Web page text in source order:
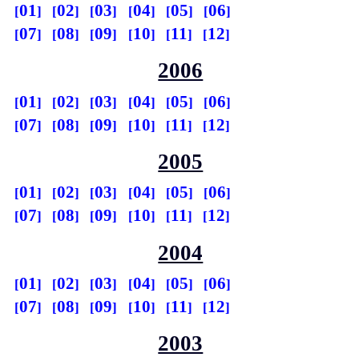
01 02 03 04 05
06
07
08 09 10 11 12
2006
01 02 03 04 05
06
07
08 09 10 11 12
2005
01 02 03 04 05
06
07
08 09 10 11 12
2004
01 02 03 04 05
06
07
08 09 10 11 12
2003